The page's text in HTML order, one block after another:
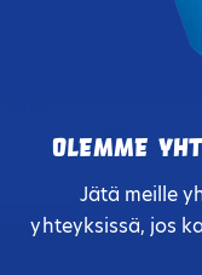
Olemme
Jätä meille
yhteyksissä, jos